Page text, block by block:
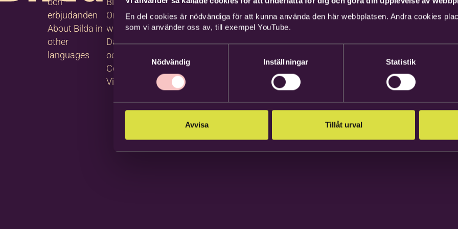
En del cookies är nödvändiga för att kunna använda den här webbplatsen. Andra cookies
som vi använder oss av, till exempel YouTube.
Nödvändig
Inställningar Statistik
Avvisa Tillåt urval
erbjudanden
About Bilda in
other
languages
Om
webbplatsen
Dataskydd
och GDPR
Cookies
Visselblåsning
Följ oss
på
Facebook
på
Instagram